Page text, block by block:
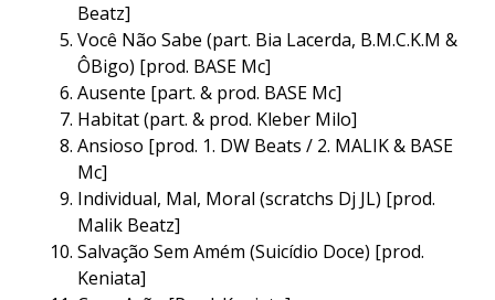
Beatz]
Você Não Sabe (part. Bia Lacerda, B.M.C.K.M &
ÔBigo) [prod. BASE Mc]
Ausente [part. & prod. BASE Mc]
Habitat (part. & prod. Kleber Milo]
Ansioso [prod. 1. DW Beats / 2. MALIK & BASE
Mc]
Individual, Mal, Moral (scratchs Dj JL) [prod.
Malik Beatz]
Salvação Sem Amém (Suicídio Doce) [prod.
Keniata]